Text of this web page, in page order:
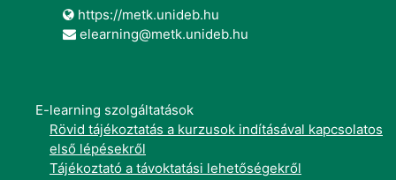
https://metk.unideb.hu
elearning@metk.unideb.hu
E-learning szolgáltatások
Rövid tájékoztatás a kurzusok indításával kapcsolatos
első lépésekről
Tájékoztató a távoktatási lehetőségekről